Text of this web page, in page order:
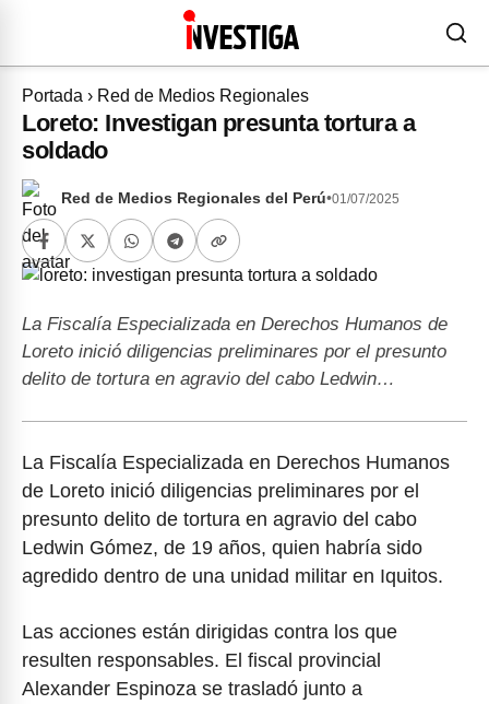
Portada › Red de Medios Regionales
Loreto: Investigan presunta tortura a
soldado
Red de Medios Regionales del Perú•01/07/2025
La Fiscalía Especializada en Derechos Humanos de
Loreto inició diligencias preliminares por el presunto
delito de tortura en agravio del cabo Ledwin…
La Fiscalía Especializada en Derechos Humanos
de Loreto inició diligencias preliminares por el
presunto delito de tortura en agravio del cabo
Ledwin Gómez, de 19 años, quien habría sido
agredido dentro de una unidad militar en Iquitos.
Las acciones están dirigidas contra los que
resulten responsables. El fiscal provincial
Alexander Espinoza se trasladó junto a